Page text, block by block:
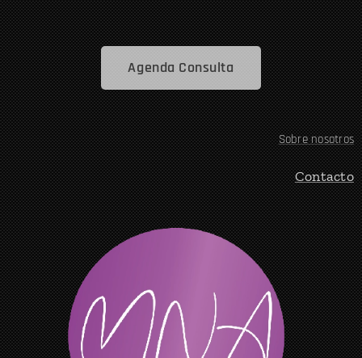
Agenda Consulta
Sobre nosotros
Contacto